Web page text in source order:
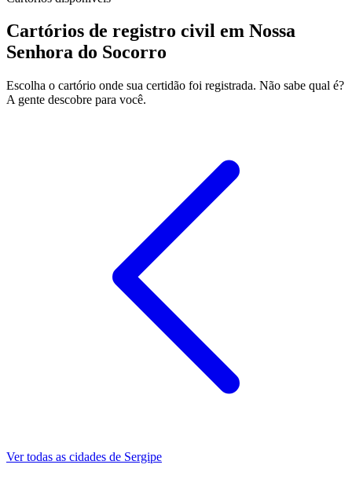
Cartórios de registro civil em Nossa
Senhora do Socorro
Escolha o cartório onde sua certidão foi registrada. Não sabe qual é?
A gente descobre para você.
Ver todas as cidades de Sergipe